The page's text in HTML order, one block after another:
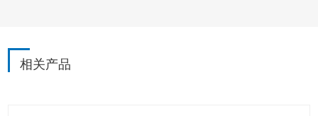
相关产品